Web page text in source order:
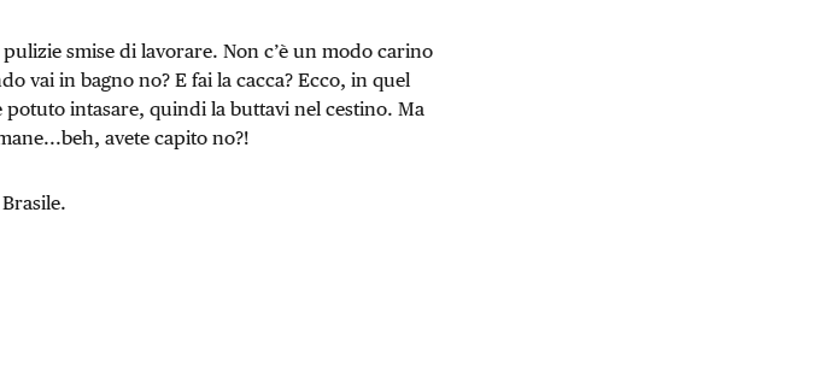
smise di lavorare. Non c’è un modo carino
vai in bagno no? E fai la cacca? Ecco, in quel
potuto intasare, quindi la buttavi nel cestino. Ma
avete capito no?!